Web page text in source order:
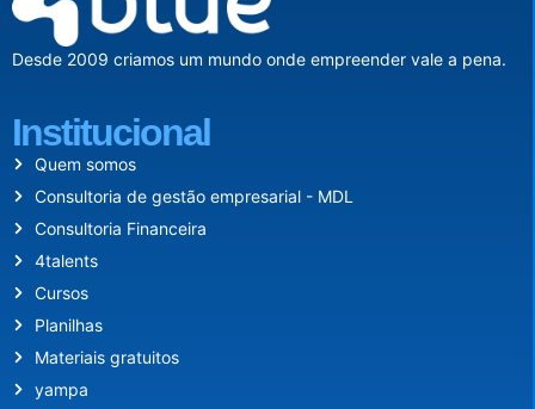
Desde 2009 criamos um mundo onde empreender vale a pena.
Institucional
Quem somos
Consultoria de gestão empresarial - MDL
Consultoria Financeira
4talents
Cursos
Planilhas
Materiais gratuitos
yampa